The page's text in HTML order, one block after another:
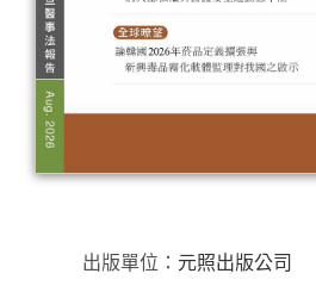
出版單位： 元照出版公司